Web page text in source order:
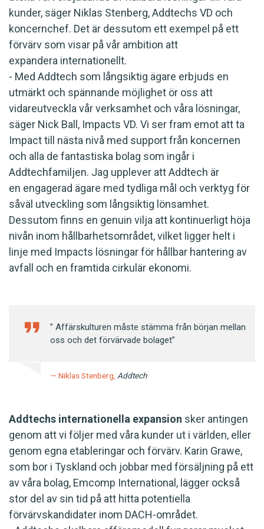
kunder, säger Niklas Stenberg, Addtechs VD och
koncernchef. Det är dessutom ett exempel på ett
förvärv som visar på vår ambition att
expandera internationellt.
- Med Addtech som långsiktig ägare erbjuds en
utmärkt och spännande möjlighet ör oss att
vidareutveckla vår verksamhet och våra lösningar,
säger Nick Ball, Impacts VD. Vi ser fram emot att ta
Impact till nästa nivå med support från koncernen
och alla de fantastiska bolag som ingår i
Addtechfamiljen. Jag upplever att Addtech är
en engagerad ägare med tydliga mål och verktyg för
såväl utveckling som långsiktig lönsamhet.
Dessutom finns en genuin vilja att kontinuerligt höja
nivån inom hållbarhetsområdet, vilket ligger helt i
linje med Impacts lösningar för hållbar hantering av
avfall och en framtida cirkulär ekonomi.
” Affärskulturen måste stämma från början mellan
oss och det förvärvade bolaget”
Niklas Stenberg, Addtech
Addtechs internationella expansion sker antingen
genom att vi följer med våra kunder ut i världen, eller
genom egna etableringar och förvärv. Karin Grawe,
som bor i Tyskland och jobbar med försäljning på ett
av våra bolag, Emcomp International, lägger också
stor del av sin tid på att hitta potentiella
förvärvskandidater inom DACH-området.